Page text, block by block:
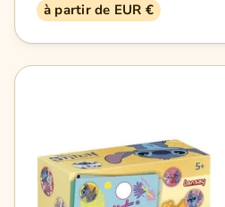
à partir de EUR €